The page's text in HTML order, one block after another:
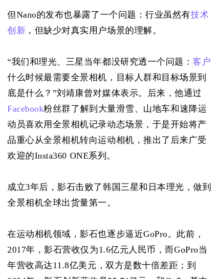
但Nano的发布也暴露了一个问题：行业虽然有技术
创新 ，但缺少对真实用户场景的理解。
“我们和理光、三星当年都没研究透一个问题：客户
什么时候最需要全景相机，目标人群和目标场景到
底是什么？”刘靖康曾对媒体表示。后来，他通过
Facebook粉丝群了解到大量滑雪、山地车和速降运
动员喜欢用全景相机记录动态场景，于是开始将产
品重心从全景相机转向运动相机，推出了后来广受
欢迎的Insta360 ONE系列。
成立3年后，影石击败了韩国三星和日本理光，做到
全景相机全球出货量第一。
在运动相机领域，影石也逐步逼近GoPro。此前，
2017年，影石营收仅为1.6亿元人民币，而GoPro当
年营收高达11.8亿美元，双方是数十倍差距；到